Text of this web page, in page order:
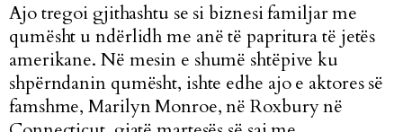
Ajo tregoi gjithashtu se si biznesi familjar me
qumësht u ndërlidh me anë të papritura të jetës
amerikane. Në mesin e shumë shtëpive ku
shpërndanin qumësht, ishte edhe ajo e aktores së
famshme, Marilyn Monroe, në Roxbury në